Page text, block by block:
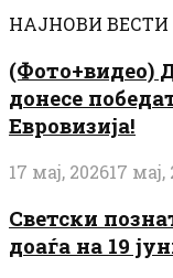
НАЈНОВИ ВЕСТИ
(Фото+видео)
донесе
Евровизија!
17 мај, 202617 мај,
Светски
доаѓа на 19